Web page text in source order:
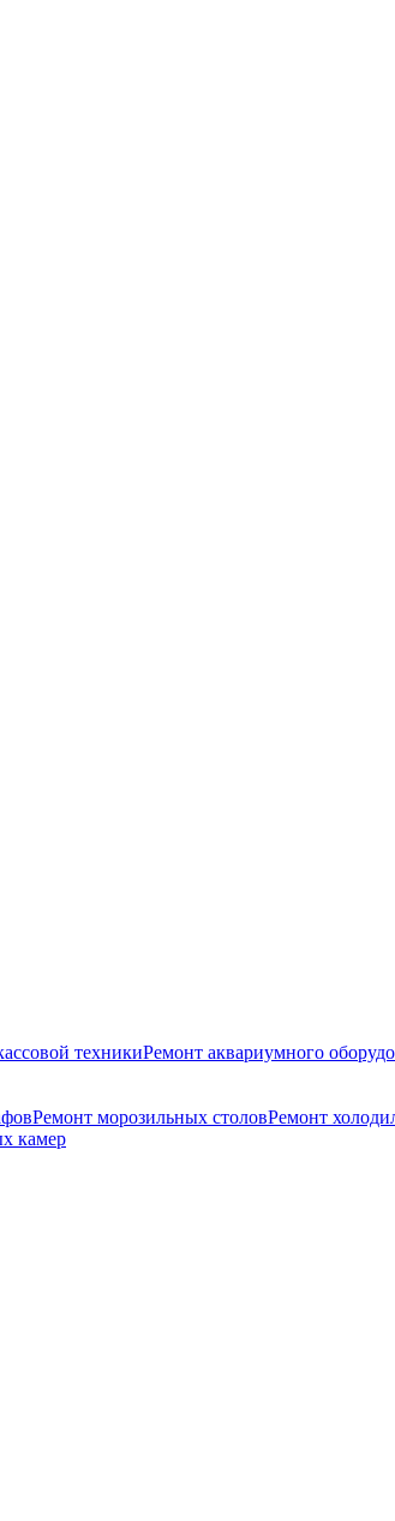
техникиРемонт аквариумного
Ремонт морозильных столовРемонт
камер